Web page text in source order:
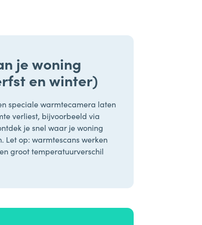
je woning
en winter)
speciale warmtecamera laten
verliest, bijvoorbeeld via
je snel waar je woning
Let op: warmtescans werken
groot temperatuurverschil